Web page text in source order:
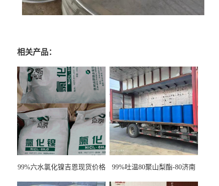
相关产品：
99%六水氯化镍吉恩现货价格
99%吐温80聚山梨酯-80济南